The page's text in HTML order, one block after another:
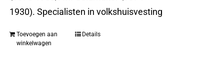
1930). Specialisten in volkshuisvesting
Toevoegen aan
winkelwagen
Details